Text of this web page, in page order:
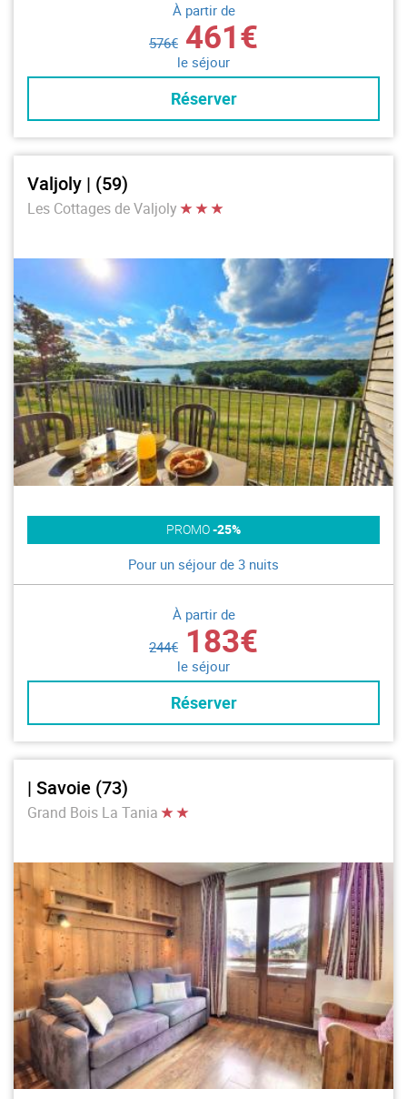
À partir de
576€ 461€
le séjour
Réserver
Valjoly | (59)
Les Cottages de Valjoly
PROMO-25%
Pour un séjour de 3 nuits
À partir de
244€ 183€
le séjour
Réserver
| Savoie (73)
Grand Bois La Tania